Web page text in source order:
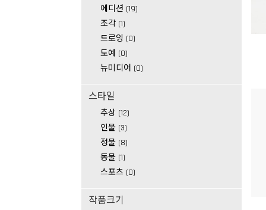
에디션 (19)
조각 (1)
드로잉 (0)
도예 (0)
뉴미디어 (0)
스타일
추상 (12)
인물 (3)
정물 (8)
동물 (1)
스포츠 (0)
작품크기